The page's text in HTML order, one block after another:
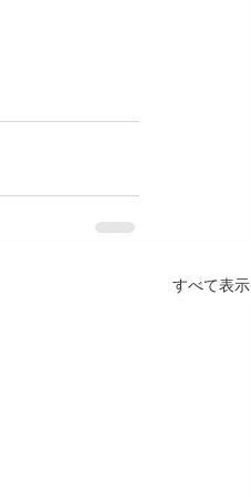
すべて表示